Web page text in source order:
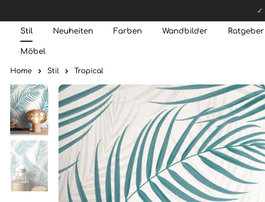
Stil Neuheiten Farben Wandbilder Ratgeber
Möbel
Home Stil Tropical